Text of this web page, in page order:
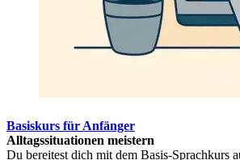
Basiskurs für Anfänger
Alltagssituationen meistern
Du bereitest dich mit dem Basis-Sprachkurs